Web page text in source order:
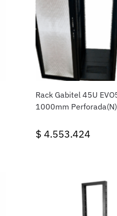
Rack Gabitel 45U EVO5
1000mm Perforada(N)
$ 4.553.424